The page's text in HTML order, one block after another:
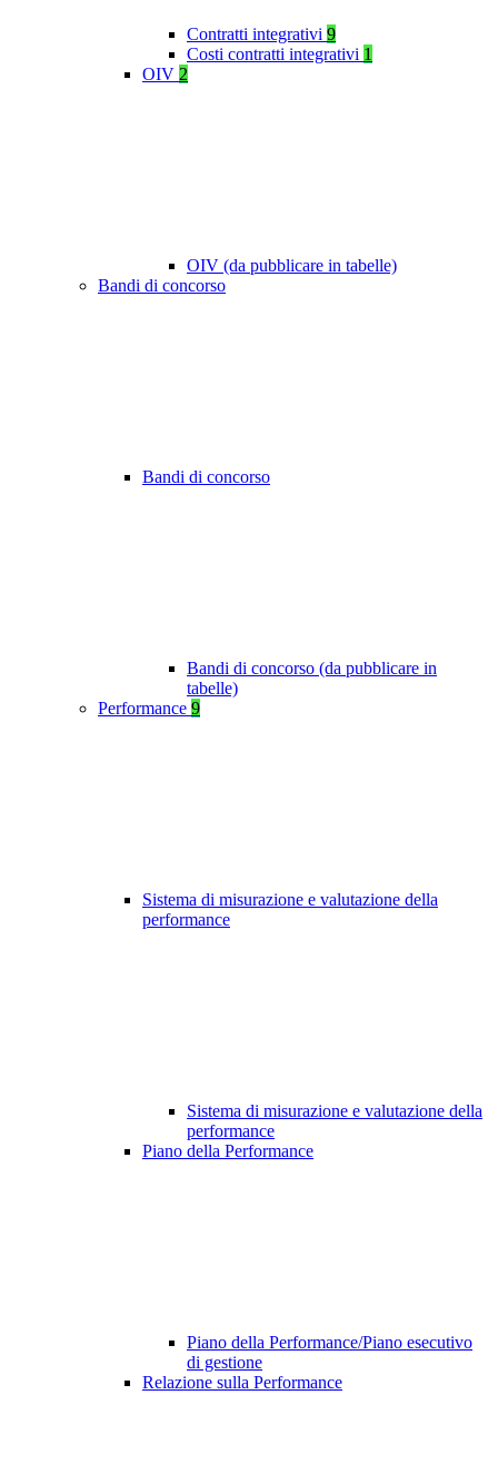
Contratti integrativi 9
Costi contratti integrativi 1
OIV 2
OIV (da pubblicare in tabelle)
Bandi di concorso
Bandi di concorso
Bandi di concorso (da pubblicare in
tabelle)
Performance 9
Sistema di misurazione e valutazione della
performance
Sistema di misurazione e valutazione della
performance
Piano della Performance
Piano della Performance/Piano esecutivo
di gestione
Relazione sulla Performance